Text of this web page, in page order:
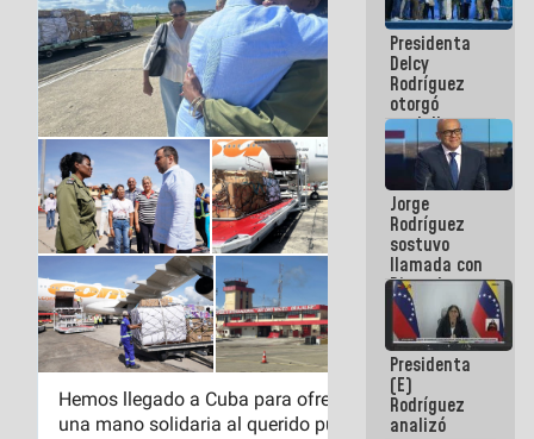
en la Línea 2
Presidenta
Delcy
Rodríguez
otorgó
medalla
"Héroe de
Venezuela"
a servidores
públicos
Jorge
Rodríguez
sostuvo
llamada con
Dinorah
Figuera y
acuerdan
primer
encuentro
presencial
para el
diálogo
Presidenta
(E)
Rodríguez
analizó